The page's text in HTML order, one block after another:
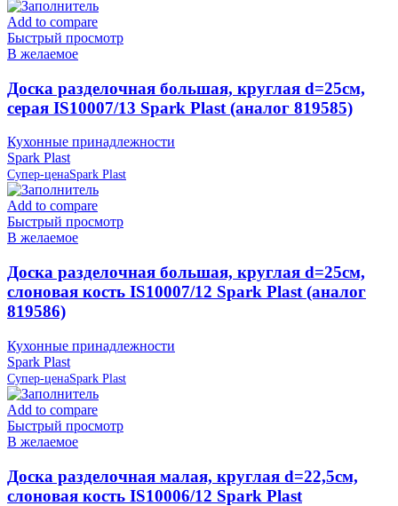
Add to compare
Быстрый просмотр
В желаемое
Доска разделочная большая, круглая d=25см,
серая IS10007/13 Spark Plast (аналог 819585)
Кухонные принадлежности
Spark Plast
Супер-ценаSpark Plast
Add to compare
Быстрый просмотр
В желаемое
Доска разделочная большая, круглая d=25см,
слоновая кость IS10007/12 Spark Plast (аналог
819586)
Кухонные принадлежности
Spark Plast
Супер-ценаSpark Plast
Add to compare
Быстрый просмотр
В желаемое
Доска разделочная малая, круглая d=22,5см,
слоновая кость IS10006/12 Spark Plast